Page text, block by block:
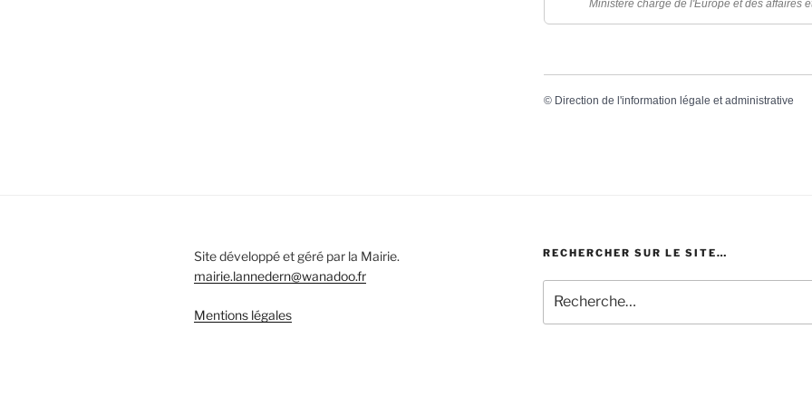
Ministère chargé de l'Europe et des affaires
© Direction de l'information légale et administrative
Site développé et géré par la Mairie.
mairie.lannedern@wanadoo.fr
Mentions légales
RECHERCHER SUR LE SITE…
pour
: